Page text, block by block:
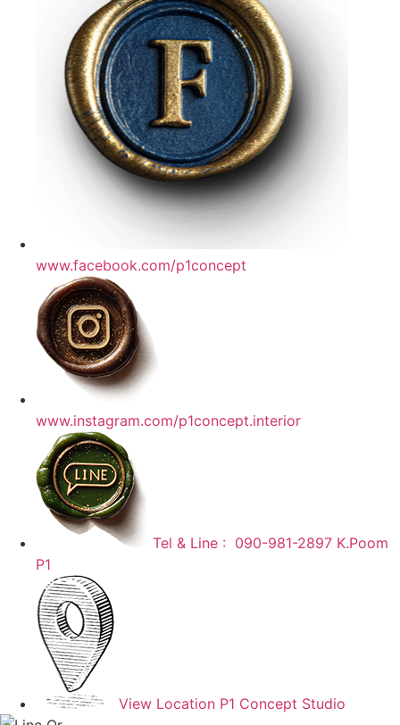
www.facebook.com/p1concept
www.instagram.com/p1concept.interior
Tel & Line : 090-981-2897 K.Poom
P1
View Location P1 Concept Studio